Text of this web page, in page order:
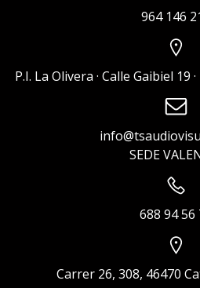
964 146
P.I. La Olivera · Calle Gaibiel 19
SEDE
688 94 56
Carrer 26, 308, 46470